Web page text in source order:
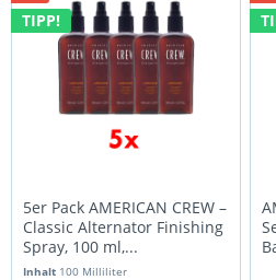
TIPP!
5er Pack AMERICAN CREW –
Classic Alternator Finishing
Spray, 100 ml,...
Inhalt 100 Milliliter